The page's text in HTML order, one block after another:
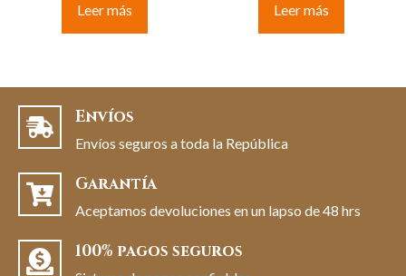
Leer más Leer más
Envíos
Envíos seguros a toda la República
Garantía
Aceptamos devoluciones en un lapso de 48 hrs
100% pagos seguros